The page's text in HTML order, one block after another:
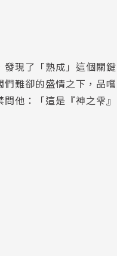
現了「熟成」這個關
們難卻的盛情之下，
問他：「這是『神之雫